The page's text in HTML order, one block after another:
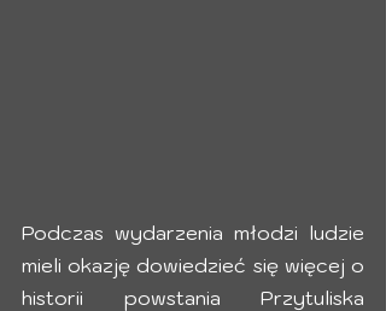
Podczas wydarzenia młodzi ludzie
mieli okazję dowiedzieć się więcej o
historii powstania Przytuliska